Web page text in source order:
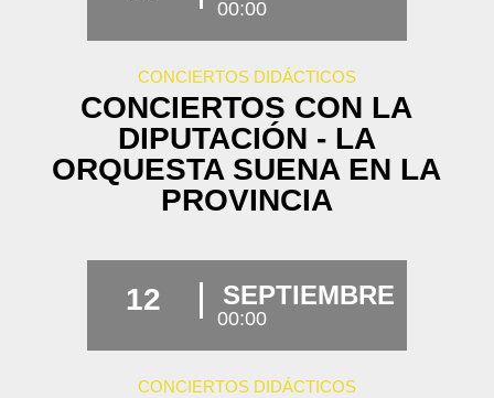
00:00
CONCIERTOS DIDÁCTICOS
CONCIERTOS CON LA
DIPUTACIÓN - LA
ORQUESTA SUENA EN LA
PROVINCIA
12 SEPTIEMBRE
00:00
CONCIERTOS DIDÁCTICOS